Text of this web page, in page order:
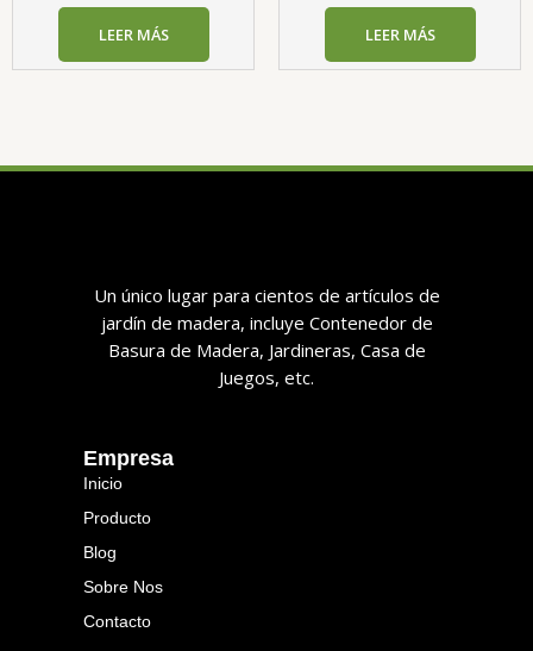
LEER MÁS LEER MÁS
Un único lugar para cientos de artículos de
jardín de madera, incluye Contenedor de
Basura de Madera, Jardineras, Casa de
Juegos, etc.
Empresa
Inicio
Producto
Blog
Sobre Nos
Contacto